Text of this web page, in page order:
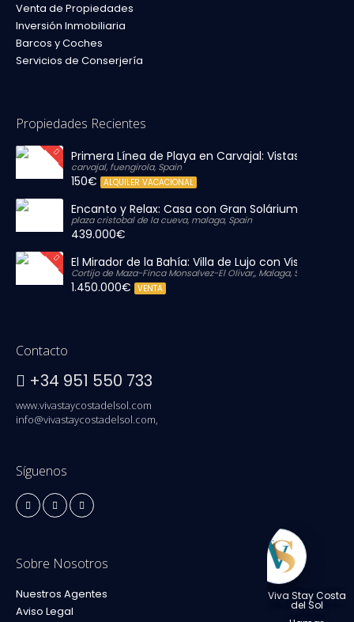
Venta de Propiedades
Inversión Inmobiliaria
Barcos y Coches
Servicios de Conserjería
Propiedades Recientes
Primera Línea de Playa en Carvajal: Vistas al Mar y
carvajal, fuengirola, Spain
150€ ALQUILER VACACIONAL
Encanto y Relax: Casa con Gran Solárium Privado
plaza cristobal de la cueva, malaga, Spain
439.000€
El Mirador de la Bahía: Villa de Lujo con Vistas
Cortijo de Maza-Finca Monsalvez-El Olivar,, Malaga, Spain
1.450.000€ VENTA
Contacto
+34 951 550 733
www.vivastaycostadelsol.com
info@vivastaycostadelsol.com,
Síguenos
Sobre Nosotros
Nuestros Agentes
Aviso Legal
Viva Stay Costa
del Sol